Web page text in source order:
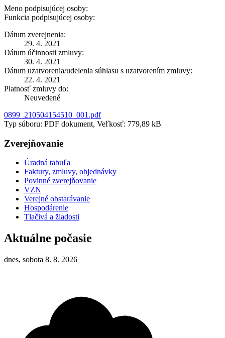
Meno podpisujúcej osoby:
Funkcia podpisujúcej osoby:
Dátum zverejnenia:
29. 4. 2021
Dátum účinnosti zmluvy:
30. 4. 2021
Dátum uzatvorenia/udelenia súhlasu s uzatvorením zmluvy:
22. 4. 2021
Platnosť zmluvy do:
Neuvedené
0899_210504154510_001.pdf
Typ súboru: PDF dokument, Veľkosť: 779,89 kB
Zverejňovanie
Úradná tabuľa
Faktury, zmluvy, objednávky
Povinné zverejňovanie
VZN
Verejné obstarávanie
Hospodárenie
Tlačivá a žiadosti
Aktuálne počasie
dnes, sobota 8. 8. 2026